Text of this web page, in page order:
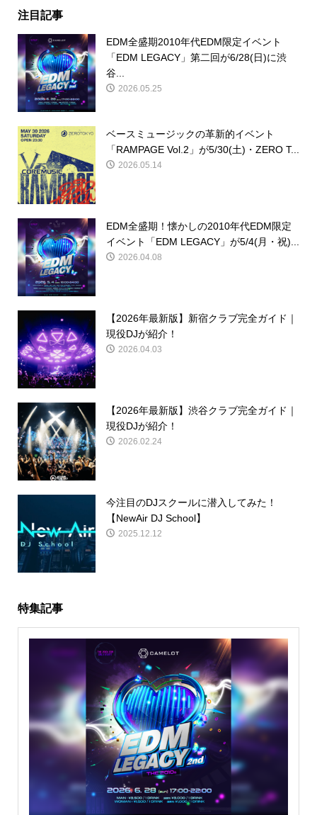
注目記事
EDM全盛期2010年代EDM限定イベント
「EDM LEGACY」第二回が6/28(日)に渋
谷...
2026.05.25
ベースミュージックの革新的イベント
「RAMPAGE Vol.2」が5/30(土)・ZERO T...
2026.05.14
EDM全盛期！懐かしの2010年代EDM限定
イベント「EDM LEGACY」が5/4(月・祝)...
2026.04.08
【2026年最新版】新宿クラブ完全ガイド｜
現役DJが紹介！
2026.04.03
【2026年最新版】渋谷クラブ完全ガイド｜
現役DJが紹介！
2026.02.24
今注目のDJスクールに潜入してみた！
【NewAir DJ School】
2025.12.12
特集記事